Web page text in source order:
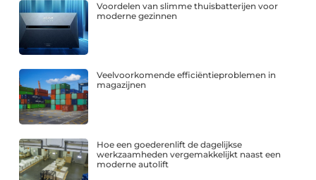
Voordelen van slimme thuisbatterijen voor
moderne gezinnen
Veelvoorkomende efficiëntieproblemen in
magazijnen
Hoe een goederenlift de dagelijkse
werkzaamheden vergemakkelijkt naast een
moderne autolift